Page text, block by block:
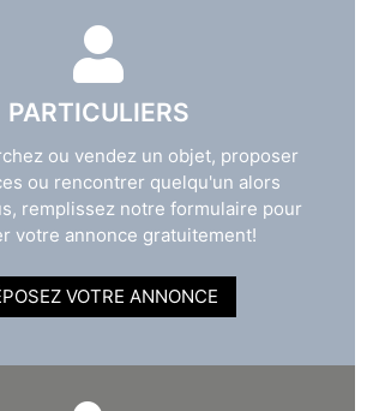
PARTICULIERS
ou vendez un objet, proposer
ou rencontrer quelqu'un alors
remplissez notre formulaire pour
votre annonce gratuitement!
VOTRE ANNONCE